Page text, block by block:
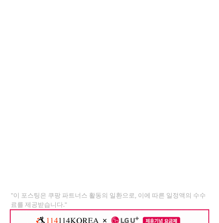
"이 포스팅은 쿠팡 파트너스 활동의 일환으로, 이에 따른 일정액의 수수
료를 제공받습니다."